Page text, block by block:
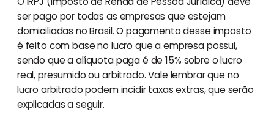
ser pago por todas as empresas que estejam
domiciliadas no Brasil. O pagamento desse imposto
é feito com base no lucro que a empresa possui,
sendo que a alíquota paga é de 15% sobre o lucro
real, presumido ou arbitrado. Vale lembrar que no
lucro arbitrado podem incidir taxas extras, que serão
explicadas a seguir.